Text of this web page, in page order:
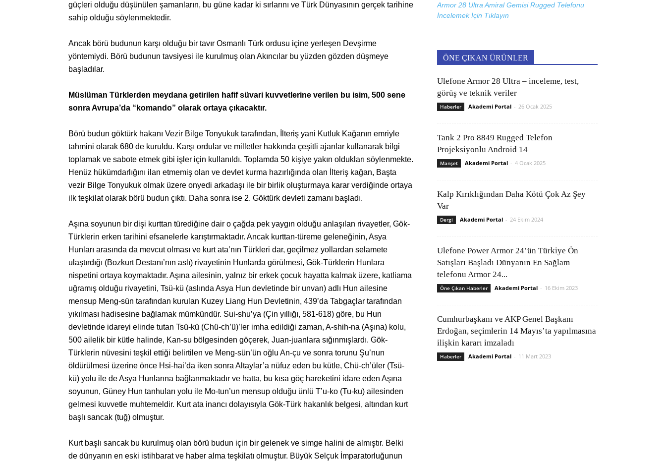
güçleri olduğu düşünülen şamanların, bu güne kadar ki sırlarını ve Türk Dünyasının gerçek tarihine
sahip olduğu söylenmektedir.
Ancak börü budunun karşı olduğu bir tavır Osmanlı Türk ordusu içine yerleşen Devşirme
yöntemiydi. Börü budunun tavsiyesi ile kurulmuş olan Akıncılar bu yüzden gözden düşmeye
başladılar.
Müslüman Türklerden meydana getirilen hafif süvari kuvvetlerine verilen bu isim, 500 sene
sonra Avrupa’da “komando” olarak ortaya çıkacaktır.
Börü budun göktürk hakanı Vezir Bilge Tonyukuk tarafından, İlteriş yani Kutluk Kağanın emriyle
tahmini olarak 680 de kuruldu. Karşı ordular ve milletler hakkında çeşitli ajanlar kullanarak bilgi
toplamak ve sabote etmek gibi işler için kullanıldı. Toplamda 50 kişiye yakın oldukları söylenmekte.
Henüz hükümdarlığını ilan etmemiş olan ve devlet kurma hazırlığında olan İlteriş kağan, Başta
vezir Bilge Tonyukuk olmak üzere onyedi arkadaşı ile bir birlik oluşturmaya karar verdiğinde ortaya
ilk teşkilat olarak börü budun çıktı. Daha sonra ise 2. Göktürk devleti zamanı başladı.
Aşına soyunun bir dişi kurttan türediğine dair o çağda pek yaygın olduğu anlaşılan rivayetler, Gök-
Türklerin erken tarihini efsanelerle karıştırmaktadır. Ancak kurttan-türeme geleneğinin, Asya
Hunları arasında da mevcut olması ve kurt ata’nın Türkleri dar, geçilmez yollardan selamete
ulaştırdığı (Bozkurt Destanı’nın aslı) rivayetinin Hunlarda görülmesi, Gök-Türklerin Hunlara
nispetini ortaya koymaktadır. Aşına ailesinin, yalnız bir erkek çocuk hayatta kalmak üzere, katliama
uğramış olduğu rivayetini, Tsü-kü (aslında Asya Hun devletinde bir unvan) adlı Hun ailesine
mensup Meng-sün tarafından kurulan Kuzey Liang Hun Devletinin, 439’da Tabgaçlar tarafından
yıkılması hadisesine bağlamak mümkündür. Sui-shu’ya (Çin yıllığı, 581-618) göre, bu Hun
devletinde idareyi elinde tutan Tsü-kü (Chü-ch’ü)’ler imha edildiği zaman, A-shih-na (Aşına) kolu,
500 ailelik bir kütle halinde, Kan-su bölgesinden göçerek, Juan-juanlara sığınmışlardı. Gök-
Türklerin nüvesini teşkil ettiği belirtilen ve Meng-sün’ün oğlu An-çu ve sonra torunu Şu’nun
öldürülmesi üzerine önce Hsi-hai’da iken sonra Altaylar’a nüfuz eden bu kütle, Chü-ch’üler (Tsü-
kü) yolu ile de Asya Hunlarına bağlanmaktadır ve hatta, bu kısa göç hareketini idare eden Aşına
soyunun, Güney Hun tanhuları yolu ile Mo-tun’un mensup olduğu ünlü T’u-ko (Tu-ku) ailesinden
gelmesi kuvvetle muhtemeldir. Kurt ata inancı dolayısıyla Gök-Türk hakanlık belgesi, altından kurt
başlı sancak (tuğ) olmuştur.
Kurt başlı sancak bu kurulmuş olan börü budun için bir gelenek ve simge halini de almıştır. Belki
de dünyanın en eski istihbarat ve haber alma teşkilatı olmuştur. Büyük Selçuk İmparatorluğunun
Armor 28 Ultra Amiral Gemisi Rugged Telefonu
İncelemek İçin Tıklayın
ÖNE ÇIKAN ÜRÜNLER
Ulefone Armor 28 Ultra – inceleme, test,
görüş ve teknik veriler
Haberler Akademi Portal - 26 Ocak 2025
Tank 2 Pro 8849 Rugged Telefon
Projeksiyonlu Android 14
Manşet Akademi Portal - 4 Ocak 2025
Kalp Kırıklığından Daha Kötü Çok Az Şey
Var
Dergi Akademi Portal - 24 Ekim 2024
Ulefone Power Armor 24’ün Türkiye Ön
Satışları Başladı Dünyanın En Sağlam
telefonu Armor 24...
Öne Çıkan Haberler Akademi Portal - 16 Ekim 2023
Cumhurbaşkanı ve AKP Genel Başkanı
Erdoğan, seçimlerin 14 Mayıs’ta yapılmasına
ilişkin kararı imzaladı
Haberler Akademi Portal - 11 Mart 2023